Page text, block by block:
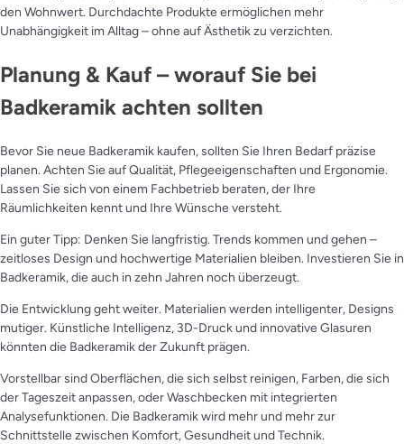
den Wohnwert. Durchdachte Produkte ermöglichen mehr
Unabhängigkeit im Alltag – ohne auf Ästhetik zu verzichten.
Planung & Kauf – worauf Sie bei
Badkeramik achten sollten
Bevor Sie neue Badkeramik kaufen, sollten Sie Ihren Bedarf präzise
planen. Achten Sie auf Qualität, Pflegeeigenschaften und Ergonomie.
Lassen Sie sich von einem Fachbetrieb beraten, der Ihre
Räumlichkeiten kennt und Ihre Wünsche versteht.
Ein guter Tipp: Denken Sie langfristig. Trends kommen und gehen –
zeitloses Design und hochwertige Materialien bleiben. Investieren Sie in
Badkeramik, die auch in zehn Jahren noch überzeugt.
Die Entwicklung geht weiter. Materialien werden intelligenter, Designs
mutiger. Künstliche Intelligenz, 3D-Druck und innovative Glasuren
könnten die Badkeramik der Zukunft prägen.
Vorstellbar sind Oberflächen, die sich selbst reinigen, Farben, die sich
der Tageszeit anpassen, oder Waschbecken mit integrierten
Analysefunktionen. Die Badkeramik wird mehr und mehr zur
Schnittstelle zwischen Komfort, Gesundheit und Technik.